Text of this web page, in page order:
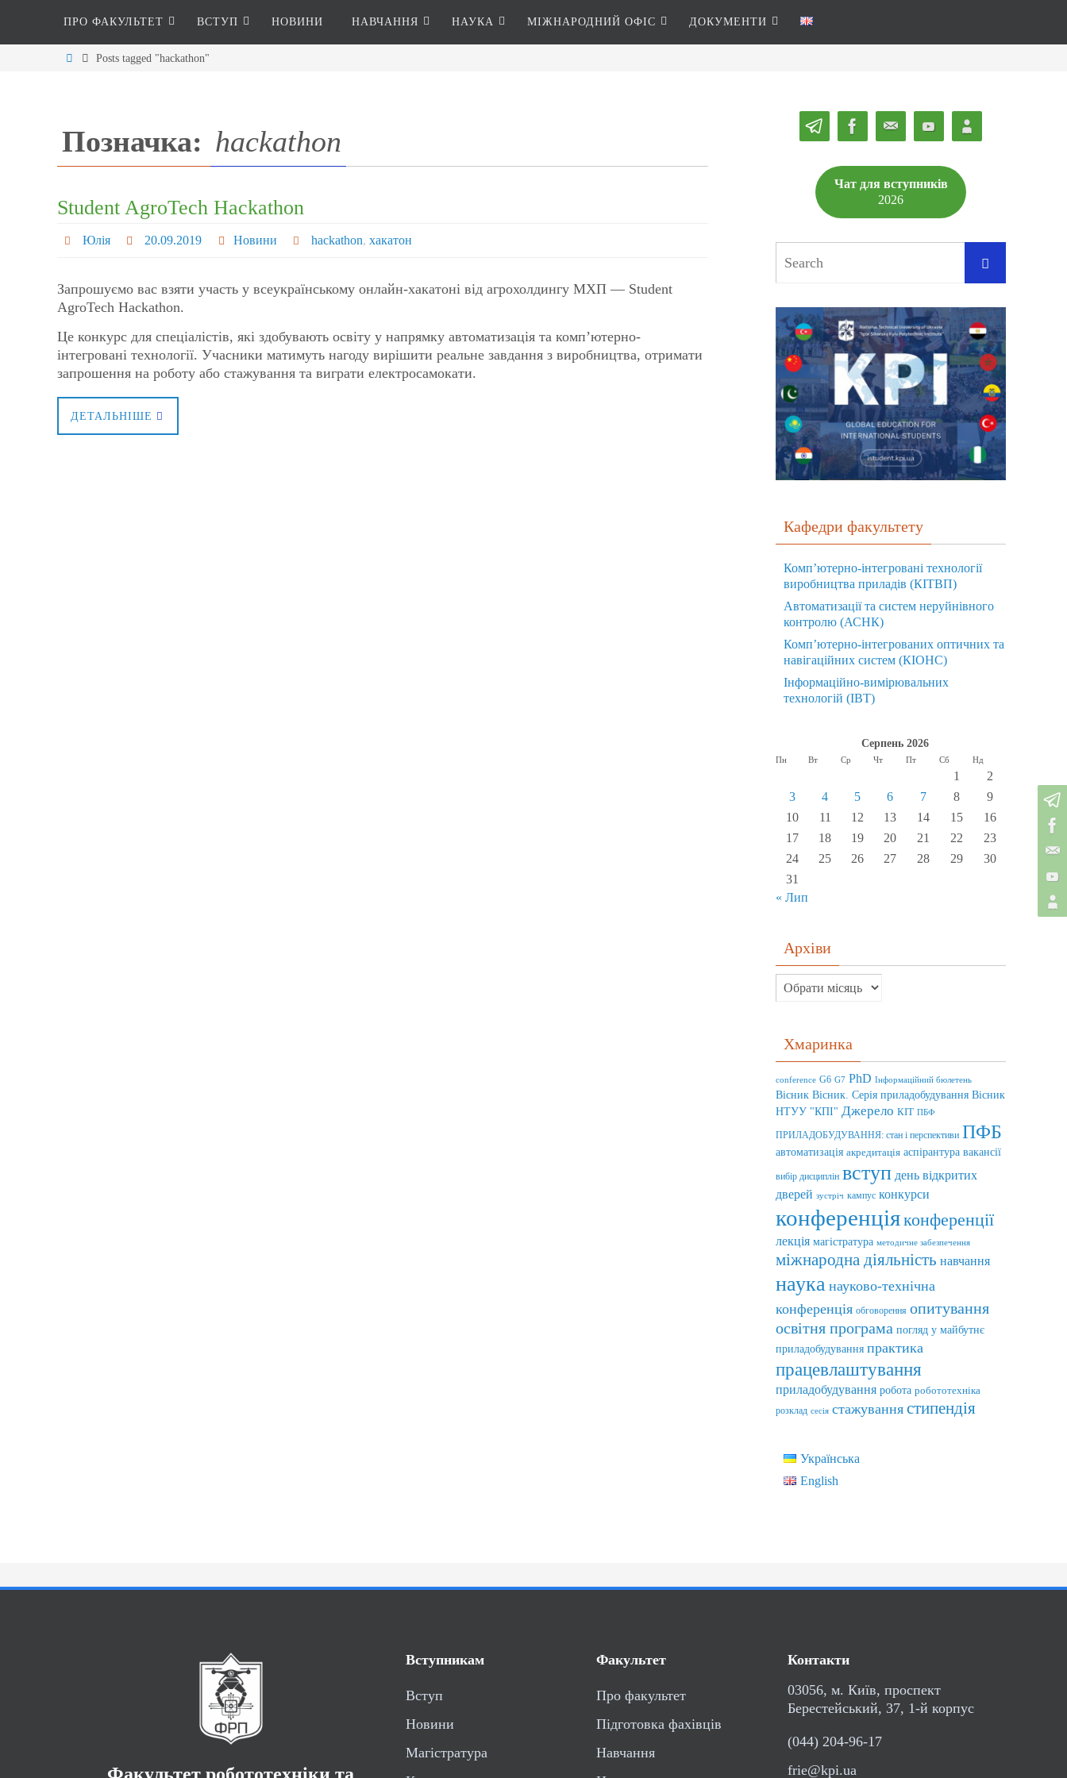
ПРО ФАКУЛЬТЕТ ВСТУП НОВИНИ НАВЧАННЯ НАУКА МІЖНАРОДНИЙ ОФІС ДОКУМЕНТИ
Posts tagged "hackathon"
Позначка: hackathon
Student AgroTech Hackathon
Юлія 20.09.2019 Новини hackathon, хакатон
Запрошуємо вас взяти участь у всеукраїнському онлайн-хакатоні від агрохолдингу МХП — Student
AgroTech Hackathon.
Це конкурс для спеціалістів, які здобувають освіту у напрямку автоматизація та комп’ютерно-
інтегровані технології. Учасники матимуть нагоду вирішити реальне завдання з виробництва, отримати
запрошення на роботу або стажування та виграти електросамокати.
ДЕТАЛЬНІШЕ
Чат для вступників
2026
Кафедри факультету
Комп’ютерно-інтегровані технології
виробництва приладів (КІТВП)
Автоматизації та систем неруйнівного
контролю (АСНК)
Комп’ютерно-інтегрованих оптичних та
навігаційних систем (КІОНС)
Інформаційно-вимірювальних
технологій (ІВТ)
Серпень 2026
Пн Вт Ср Чт Пт Сб Нд
1
2
3
4 5 6 7 8
9
10
11 12 13 14 15
16
17
18 19 20 21 22
23
24
25 26 27 28 29
30
31
« Лип
Архіви
Хмаринка
conference G6 G7 PhD Інформаційний бюлетень
Вісник Вісник. Серія приладобудування Вісник
НТУУ "КПІ" Джерело КІТ ПБФ
ПРИЛАДОБУДУВАННЯ: стан і перспективи ПФБ
автоматизація акредитація аспірантура вакансії
вибір дисциплін вступ день відкритих
дверей зустріч кампус конкурси
конференціяконференції
лекція магістратура методичне забезпечення
міжнародна діяльність навчання
наука науково-технічна
конференція обговорення опитування
освітня програма погляд у майбутнє
приладобудування практика
працевлаштування
приладобудування робота робототехніка
розклад сесія стажування стипендія
Українська
English
Вступникам
Вступ
Новини
Магістратура
Факультет
Про факультет
Підготовка фахівців
Навчання
Контакти
03056, м. Київ, проспект
Берестейський, 37, 1-й корпус
(044) 204-96-17
frie@kpi.ua